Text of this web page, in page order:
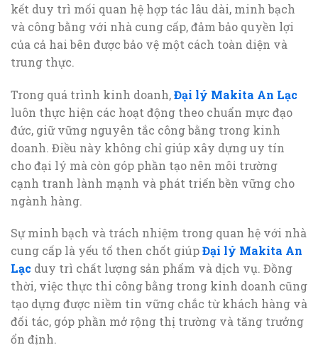
kết duy trì mối quan hệ hợp tác lâu dài, minh bạch
và công bằng với nhà cung cấp, đảm bảo quyền lợi
của cả hai bên được bảo vệ một cách toàn diện và
trung thực.
Trong quá trình kinh doanh,Đại lý Makita An Lạc
luôn thực hiện các hoạt động theo chuẩn mực đạo
đức, giữ vững nguyên tắc công bằng trong kinh
doanh. Điều này không chỉ giúp xây dựng uy tín
cho đại lý mà còn góp phần tạo nên môi trường
cạnh tranh lành mạnh và phát triển bền vững cho
ngành hàng.
Sự minh bạch và trách nhiệm trong quan hệ với nhà
cung cấp là yếu tố then chốt giúpĐại lý Makita An
Lạc duy trì chất lượng sản phẩm và dịch vụ. Đồng
thời, việc thực thi công bằng trong kinh doanh cũng
tạo dựng được niềm tin vững chắc từ khách hàng và
đối tác, góp phần mở rộng thị trường và tăng trưởng
ổn định.